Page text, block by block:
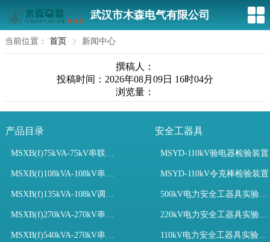
武汉市木森电气有限公司
当前位置： 首页 新闻中心
撰稿人：
投稿时间：2026年08月09日 16时04分
浏览量：
产品目录
MSXB(f)75kVA-75kV串联谐振装置
MSXB(f)108kVA-108kV串联谐振试验装置
MSXB(f)135kVA-108kV调频串联谐振试验装置
MSXB(f)270kVA-270kV串联谐振
MSXB(f)540kVA-270kV串联谐振试验装置
安全工器具
MSYD-110kV验电器检验装置
MSYD-110kV令克棒检验装置
500kV电力安全工器具实验室配置
220kV电力安全工器具实验室配置
110kV电力安全工器具实验室配置